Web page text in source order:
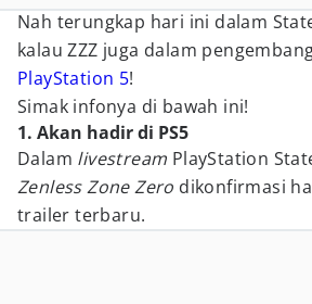
Nah terungkap hari ini dalam
kalau ZZZ juga dalam
PlayStation 5!
Simak infonya di bawah ini!
1. Akan hadir di PS5
Dalam livestream PlayStation
Zenless Zone Zero dikonfirmasi
trailer terbaru.